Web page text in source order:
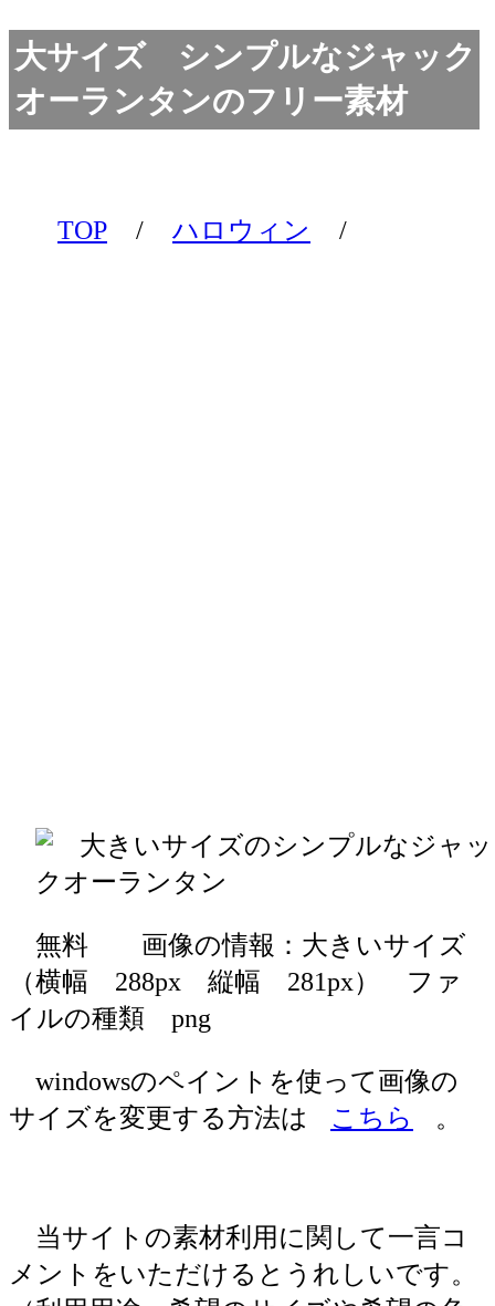
大サイズ シンプルなジャック
オーランタンのフリー素材
TOP / ハロウィン /
無料 画像の情報：大きいサイズ
（横幅 288px 縦幅 281px） ファ
イルの種類 png
windowsのペイントを使って画像の
サイズを変更する方法は
こちら 。
当サイトの素材利用に関して一言コ
メントをいただけるとうれしいです。